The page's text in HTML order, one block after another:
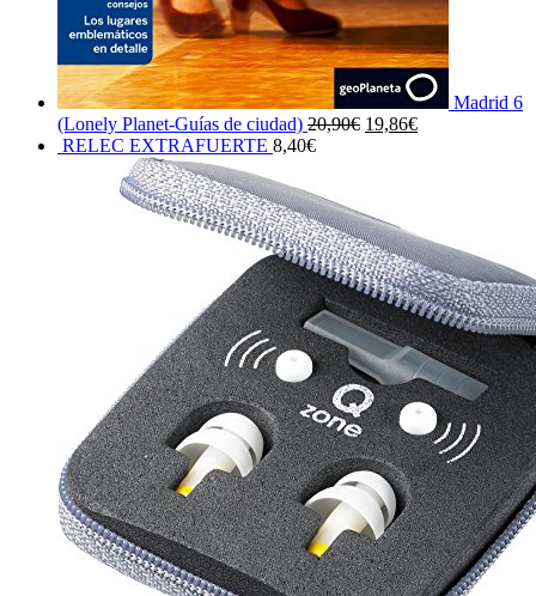
Madrid 6
(Lonely Planet-Guías de ciudad) 20,90€ El
20,90€.
19,86€El
RELEC EXTRAFUERTE 8,40€